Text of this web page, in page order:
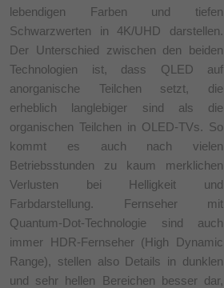
lebendigen Farben und tiefen
Schwarzwerten in 4K/UHD darstellen.
Der Unterschied zwischen den beiden
Technologien ist, dass QLED auf
anorganische Teilchen setzt, die
erheblich langlebiger sind als die
organischen Teilchen in OLED-TVs. So
kommt es auch nach vielen
Betriebsstunden zu kaum merklichen
Verlusten bei Helligkeit und
Farbdarstellung. Fernseher mit
Quantum-Dot-Technologie sind auch
immer HDR-Fernseher (High Dynamic
Range), stellen also Details in dunklen
und sehr hellen Bereichen besser dar,